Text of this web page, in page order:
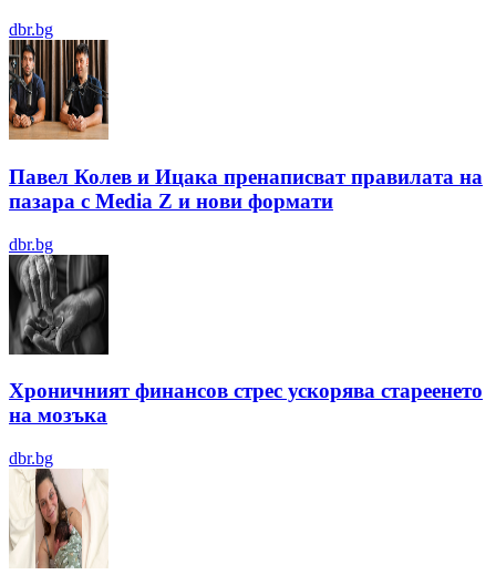
dbr.bg
Павел Колев и Ицака пренаписват правилата на
пазара с Media Z и нови формати
dbr.bg
Хроничният финансов стрес ускорява стареенето
на мозъка
dbr.bg